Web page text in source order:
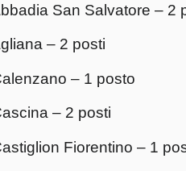
San Salvatore – 2
Agliana – 2 posti
– 1 posto
Cascina – 2
Fiorentino – 1